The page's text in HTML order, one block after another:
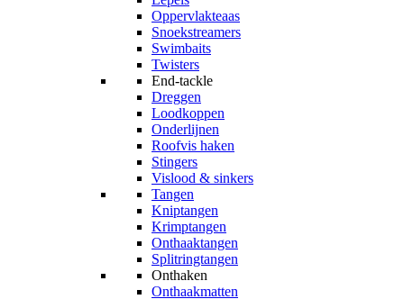
Oppervlakteaas
Snoekstreamers
Swimbaits
Twisters
End-tackle
Dreggen
Loodkoppen
Onderlijnen
Roofvis haken
Stingers
Vislood & sinkers
Tangen
Kniptangen
Krimptangen
Onthaaktangen
Splitringtangen
Onthaken
Onthaakmatten